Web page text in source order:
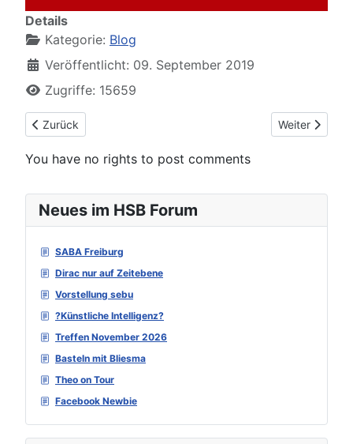
Neues im HSB Forum
SABA Freiburg
Dirac nur auf Zeitebene
Vorstellung sebu
?Künstliche Intelligenz?
Treffen November 2026
Basteln mit Bliesma
Theo on Tour
Facebook Newbie
Details
Kategorie: Blog
Veröffentlicht: 09. September 2019
Zugriffe: 15659
Vorheriger Beitrag: miniDSP SHD-Power
Zurück Nächster
Weiter
You have no rights to post comments